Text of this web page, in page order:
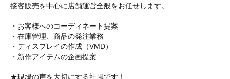
接客販売を中心に店舗運営全般をお任せします。
・お客様へのコーディネート提案
・在庫管理、商品の発注業務
・ディスプレイの作成（VMD）
・新作アイテムの企画提案
★現場の声を大切にする社風です！